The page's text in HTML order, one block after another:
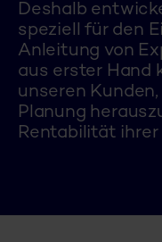
Deshalb
speziell für den
Anleitung von
aus erster Hand
unseren
Planung
Rentabilität ihrer